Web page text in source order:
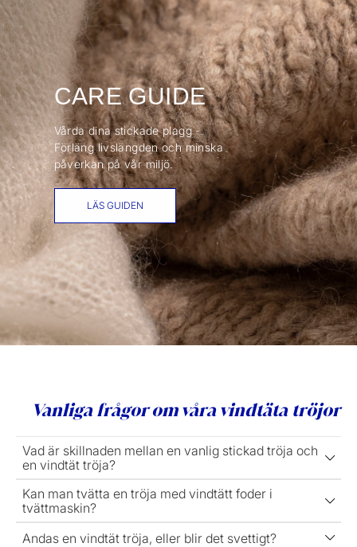
CARE GUIDE
Vårda dina stickade plagg -
Förläng livslängden och minska
påverkan på vår miljö.
LÄS GUIDEN
Vanliga frågor om våra vindtäta tröjor
Vad är skillnaden mellan en vanlig stickad tröja och
en vindtät tröja?
Kan man tvätta en tröja med vindtätt foder i
tvättmaskin?
Andas en vindtät tröja, eller blir det svettigt?